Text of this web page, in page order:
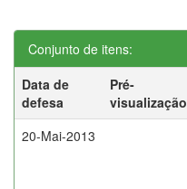
Conjunto de itens:
Data de
defesa
Pré-
visualização
20-Mai-2013